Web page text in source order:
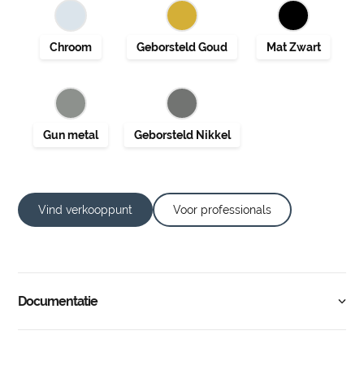
Vind verkooppunt Voor professionals
Documentatie